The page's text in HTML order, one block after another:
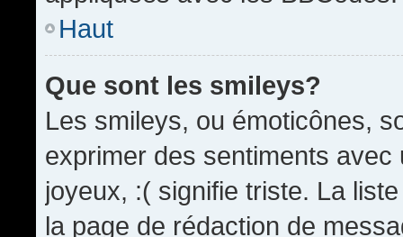
Haut
Que sont les smileys?
Les smileys, ou émoticônes,
exprimer des sentiments
joyeux, :( signifie triste. La
la page de rédaction de